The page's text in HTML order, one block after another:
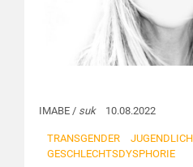
IMABE / suk10.08.2022
TRANSGENDER
GESCHLECHTSDYSPHORIE